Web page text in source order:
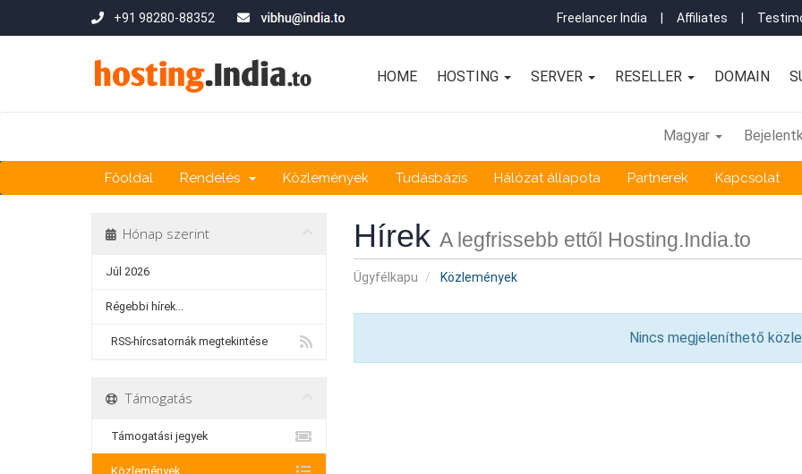
+91 98280-88352 Freelancer India Affiliates
HOME HOSTING SERVER RESELLER DOMAIN
Magyar
Főoldal Rendelés Közlemények Tudásbázis Hálózat állapota Partnerek Kapcsolat
Hírek A legfrissebb ettől Hosting.India.to
Ügyfélkapu Közlemények
Hónap szerint
Júl 2026
Régebbi hírek...
RSS-hírcsatornák megtekintése Nincs megjeleníthető
Támogatás
Támogatási jegyek
Közlemények